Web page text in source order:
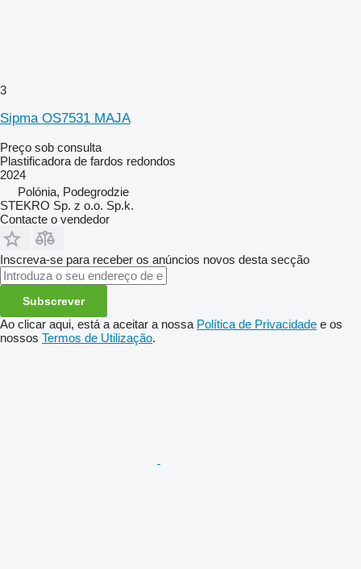
3
Sipma OS7531 MAJA
Preço sob consulta
Plastificadora de fardos redondos
2024
Polónia, Podegrodzie
STEKRO Sp. z o.o. Sp.k.
Contacte o vendedor
Inscreva-se para receber os anúncios novos desta secção
Subscrever
Ao clicar aqui, está a aceitar a nossa Política de Privacidade e os
nossos Termos de Utilização.